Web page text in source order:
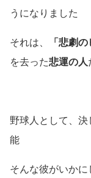
うになりました
それは、 「悲劇の
を去った悲運の人
野球人として、
能
そんな彼がいかに